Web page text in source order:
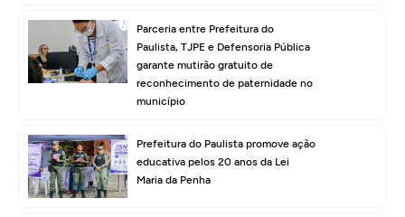
Parceria entre Prefeitura do
Paulista, TJPE e Defensoria Pública
garante mutirão gratuito de
reconhecimento de paternidade no
município
Prefeitura do Paulista promove ação
educativa pelos 20 anos da Lei
Maria da Penha